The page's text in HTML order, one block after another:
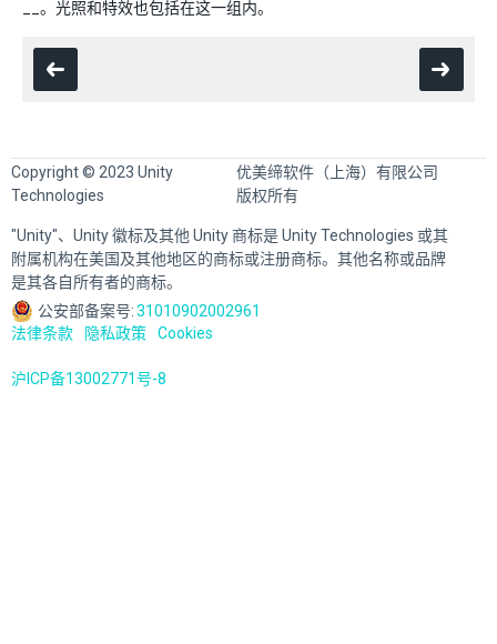
__。光照和特效也包括在这一组内。
Copyright © 2023 Unity
Technologies
优美缔软件（上海）有限公司
版权所有
"Unity"、Unity 徽标及其他 Unity 商标是 Unity Technologies 或其
附属机构在美国及其他地区的商标或注册商标。其他名称或品牌
是其各自所有者的商标。
公安部备案号:31010902002961
法律条款
隐私政策 Cookies
沪ICP备13002771号-8